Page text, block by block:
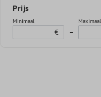
Prijs
Minimaal
€ –
Maximaal